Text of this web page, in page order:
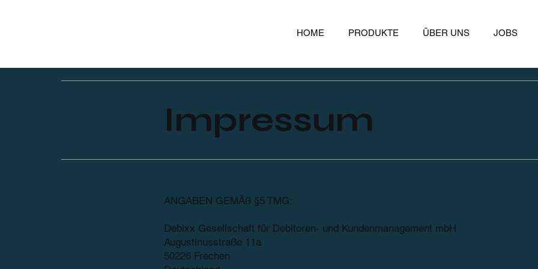
HOME PRODUKTE ÜBER UNS JOBS
Impressum
ANGABEN GEMÄß §5 TMG:
Debixx Gesellschaft für Debitoren- und Kundenmanagement mbH
Augustinusstraße 11a
50226 Frechen